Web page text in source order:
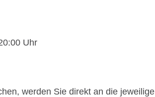
Uhr
werden Sie direkt an die